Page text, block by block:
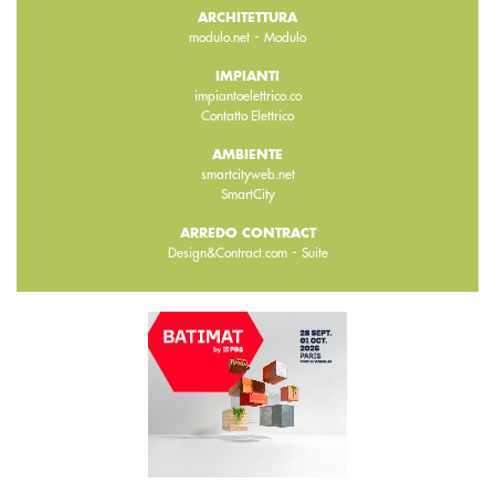
ARCHITETTURA
modulo.net - Modulo
IMPIANTI
impiantoelettrico.co
Contatto Elettrico
AMBIENTE
smartcityweb.net
SmartCity
ARREDO CONTRACT
Design&Contract.com- Suite